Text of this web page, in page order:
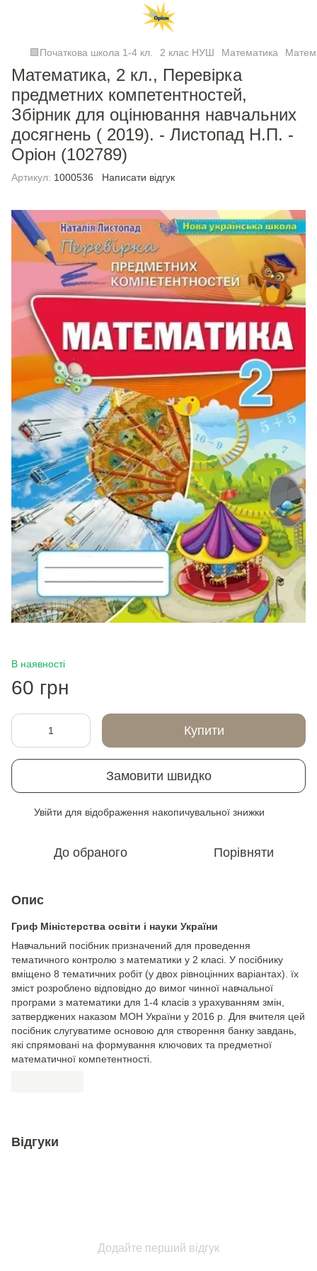
🟩Початкова школа 1-4 кл. 2 клас НУШ Математика
Математика, 2 кл., Перевірка
предметних компетентностей,
Збірник для оцінювання навчальних
досягнень ( 2019). - Листопад Н.П. -
Оріон (102789)
Артикул: 1000536 Написати відгук
В наявності
60 грн
Купити
Замовити швидко
Увійти для відображення накопичувальної знижки
До обраного Порівняти
Опис
Гриф Міністерства освіти і науки України
Навчальний посібник призначений для проведення
тематичного контролю з математики у 2 класі. У посібнику
вміщено 8 тематичних робіт (у двох рівноцінних варіантах). їх
зміст розроблено відповідно до вимог чинної навчальної
програми з математики для 1-4 класів з урахуванням змін,
затверджених наказом МОН України у 2016 р. Для вчителя цей
посібник слугуватиме основою для створення банку завдань,
які спрямовані на формування ключових та предметної
математичної компетентності.
Відгуки
Додайте перший відгук